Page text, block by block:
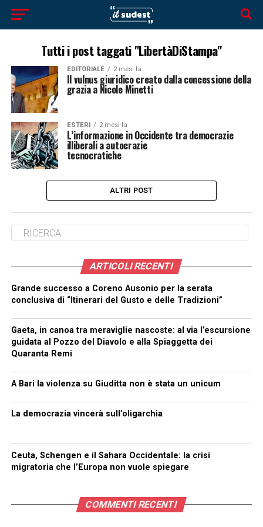
Tutti i post taggati "LibertàDiStampa"
EDITORIALE 2 mesi fa
Il vulnus giuridico creato dalla concessione della
grazia a Nicole Minetti
ESTERI 2 mesi fa
L’informazione in Occidente tra democrazie
illiberali a autocrazie
tecnocratiche
ALTRI POST
ARTICOLI RECENTI
Grande successo a Coreno Ausonio per la serata
conclusiva di “Itinerari del Gusto e delle Tradizioni”
Gaeta, in canoa tra meraviglie nascoste: al via l’escursione
guidata al Pozzo del Diavolo e alla Spiaggetta dei
Quaranta Remi
A Bari la violenza su Giuditta non è stata un unicum
La democrazia vincerà sull’oligarchia
Ceuta, Schengen e il Sahara Occidentale: la crisi
migratoria che l’Europa non vuole spiegare
COMMENTI RECENTI